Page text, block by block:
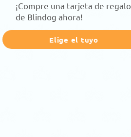
¡Compre una tarjeta de regalo
de Blindog ahora!
Elige el tuyo